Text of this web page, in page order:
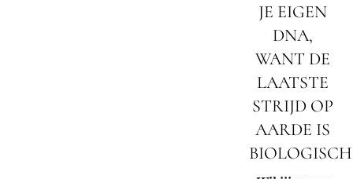
JE EIGEN
DNA,
WANT DE
LAATSTE
STRIJD OP
AARDE IS